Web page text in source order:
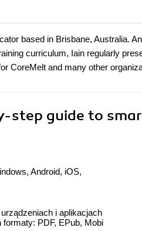
based in Brisbane, Australia.
curriculum, Iain regularly
CoreMelt and many other
step guide to
Android, iOS,
i aplikacjach
formaty: PDF, EPub, Mobi